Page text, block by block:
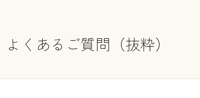
よくあるご質問（抜粋）